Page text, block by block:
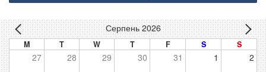
Серпень 2026
M T W T F S S
27 28 29 30 31 1 2